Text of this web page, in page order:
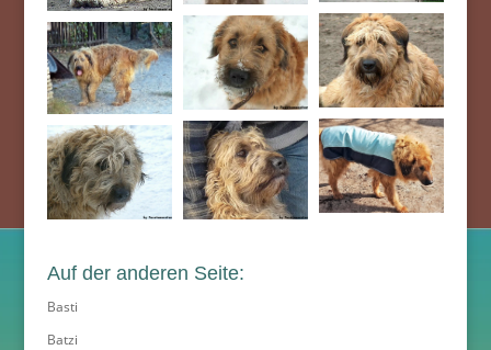
Auf der anderen Seite:
Basti
Batzi